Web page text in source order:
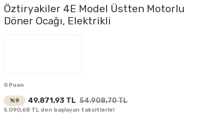
Öztiryakiler 4E Model Üstten Motorlu
Döner Ocağı, Elektrikli
0 Puan
%9 49.871,93 TL 54.908,70 TL
5.090,68 TL den başlayan taksitlerle!